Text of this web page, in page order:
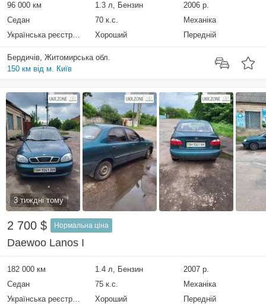
96 000 км 1.3 л, Бензин
2006 р.
Седан
70 к.с.
Механіка
Українська реєстрація
Хороший Передній
Бердичів, Житомирська обл.
150 км від м. Київ
3 тиждні тому
2 700 $ Нормальна ціна
Daewoo Lanos I
182 000 км 1.4 л, Бензин
2007 р.
Седан
75 к.с.
Механіка
Українська реєстрація
Хороший Передній